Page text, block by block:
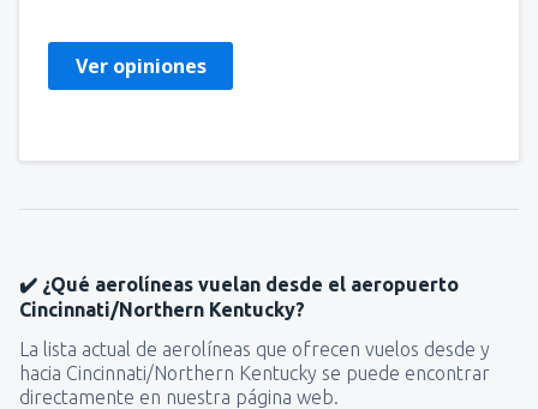
Ver opiniones
✔️ ¿Qué aerolíneas vuelan desde el aeropuerto
Cincinnati/Northern Kentucky?
La lista actual de aerolíneas que ofrecen vuelos desde y
hacia Cincinnati/Northern Kentucky se puede encontrar
directamente en nuestra página web.